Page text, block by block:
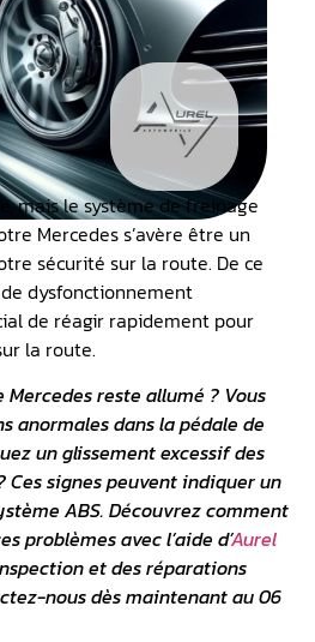
mais le système de freinage
Mercedes s’avère être un
sécurité sur la route. De ce
dysfonctionnement
de réagir rapidement pour
la route.
Mercedes reste allumé ? Vous
anormales dans la pédale de
un glissement excessif des
Ces signes peuvent indiquer un
ABS. Découvrez comment
problèmes avec l’aide d’Aurel
et des réparations
nous dès maintenant au 06